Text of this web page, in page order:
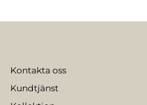
Kontakta oss
Kundtjänst